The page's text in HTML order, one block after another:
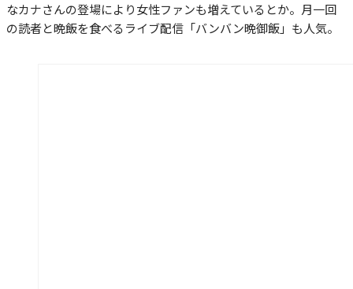
なカナさんの登場により女性ファンも増えているとか。月一回
の読者と晩飯を食べるライブ配信「バンバン晩御飯」も人気。